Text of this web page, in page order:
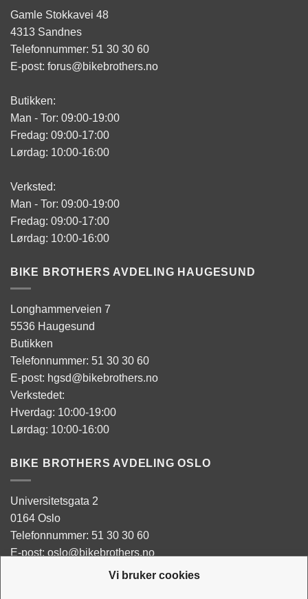
Vi bruker cookies
Gamle Stokkavei 48
4313 Sandnes
Telefonnummer: 51 30 30 60
E-post: forus@bikebrothers.no
Butikken:
Man - Tor: 09:00-19:00
Fredag: 09:00-17:00
Lørdag: 10:00-16:00
Verksted:
Man - Tor: 09:00-19:00
Fredag: 09:00-17:00
Lørdag: 10:00-16:00
BIKE BROTHERS AVDELING HAUGESUND
Longhammerveien 7
5536 Haugesund
Butikken
Telefonnummer: 51 30 30 60
E-post: hgsd@bikebrothers.no
Verkstedet:
Hverdag: 10:00-19:00
Lørdag: 10:00-16:00
BIKE BROTHERS AVDELING OSLO
Universitetsgata 2
0164 Oslo
Telefonnummer: 51 30 30 60
E-post: oslo@bikebrothers.no